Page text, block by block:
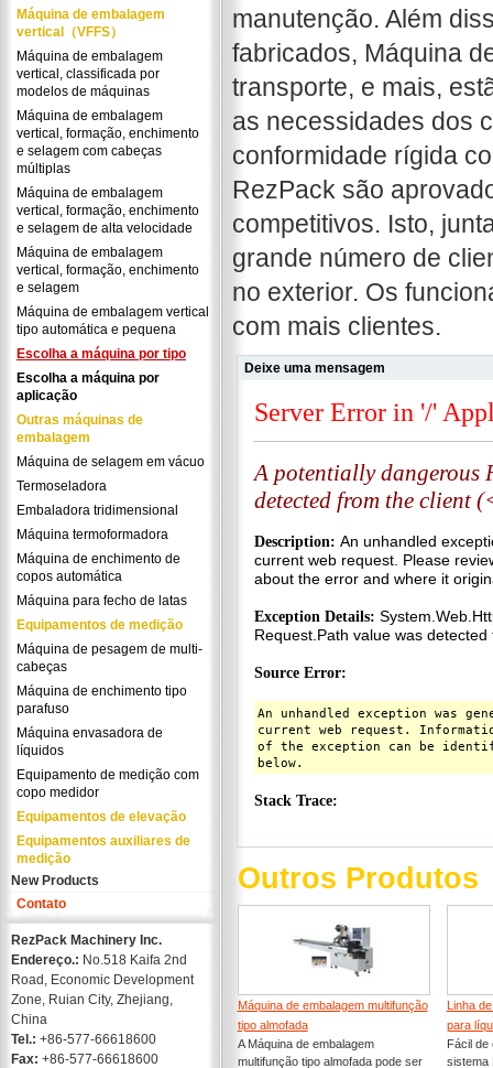
Máquina de embalagem
vertical（VFFS）
Máquina de embalagem
vertical, classificada por
modelos de máquinas
Máquina de embalagem
vertical, formação, enchimento
e selagem com cabeças
múltiplas
Máquina de embalagem
vertical, formação, enchimento
e selagem de alta velocidade
Máquina de embalagem
vertical, formação, enchimento
e selagem
Máquina de embalagem vertical
tipo automática e pequena
Escolha a máquina por tipo
Escolha a máquina por
aplicação
Outras máquinas de
embalagem
Máquina de selagem em vácuo
Termoseladora
Embaladora tridimensional
Máquina termoformadora
Máquina de enchimento de
copos automática
Máquina para fecho de latas
Equipamentos de medição
Máquina de pesagem de multi-
cabeças
Máquina de enchimento tipo
parafuso
Máquina envasadora de
líquidos
Equipamento de medição com
copo medidor
Equipamentos de elevação
Equipamentos auxiliares de
medição
New Products
Contato
RezPack Machinery Inc.
Endereço.: No.518 Kaifa 2nd
Road, Economic Development
Zone, Ruian City, Zhejiang,
China
Tel.: +86-577-66618600
Fax: +86-577-66618600
manutenção. Além
fabricados, Máquina
transporte, e mais,
as necessidades dos
conformidade rígida
RezPack são
competitivos. Isto,
grande número de
no exterior. Os
com mais clientes.
Deixe uma mensagem
Outros Produtos
Máquina de embalagem multifunção
tipo almofada
A Máquina de embalagem
multifunção tipo almofada pode ser
Linha
para
Fácil de
sistema